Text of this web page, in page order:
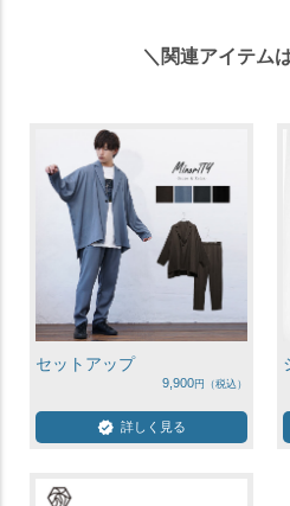
＼関連アイテム
セットアップ
9,900
詳しく見る